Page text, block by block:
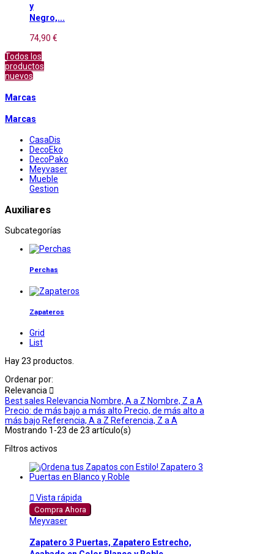
y
Negro,...
74,90 €
Todos los
productos
nuevos
Marcas
Marcas
CasaDis
DecoEko
DecoPako
Meyvaser
Mueble
Gestion
Auxiliares
Subcategorías
Perchas
Zapateros
Grid
List
Hay 23 productos.
Ordenar por:
Relevancia 
Best sales Relevancia Nombre, A a Z Nombre, Z a A
Precio: de más bajo a más alto Precio, de más alto a
más bajo Referencia, A a Z Referencia, Z a A
Mostrando 1-23 de 23 artículo(s)
Filtros activos
 Vista rápida
Compra Ahora
Meyvaser
Zapatero 3 Puertas, Zapatero Estrecho,